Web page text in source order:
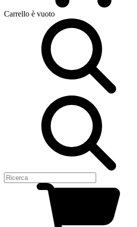
Carrello è vuoto